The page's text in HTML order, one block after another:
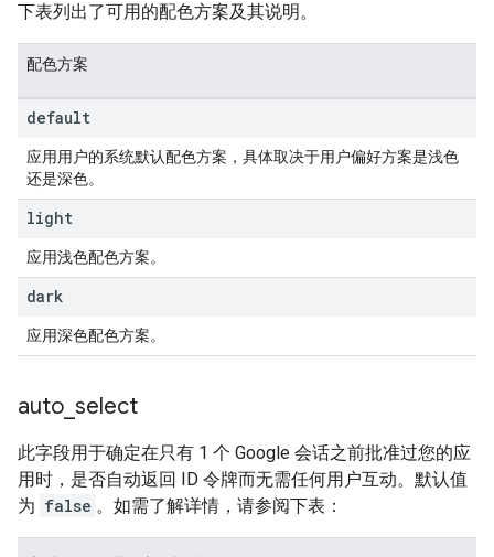
下表列出了可用的配色方案及其说明。
配色方案
default
应用用户的系统默认配色方案，具体取决于用户偏好方案是浅色
还是深色。
light
应用浅色配色方案。
dark
应用深色配色方案。
auto select
此字段用于确定在只有 1 个 Google 会话之前批准过您的应
用时，是否自动返回 ID 令牌而无需任何用户互动。默认值
为 false 。如需了解详情，请参阅下表：